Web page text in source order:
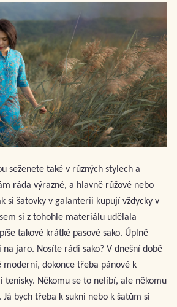
seženete také v různých stylech a
ráda výrazné, a hlavně růžové nebo
si šatovky v galanterii kupují vždycky v
si z tohohle materiálu udělala
takové krátké pasové sako. Úplně
jaro. Nosíte rádi sako? V dnešní době
moderní, dokonce třeba pánové k
tenisky. Někomu se to nelíbí, ale někomu
bych třeba k sukni nebo k šatům si